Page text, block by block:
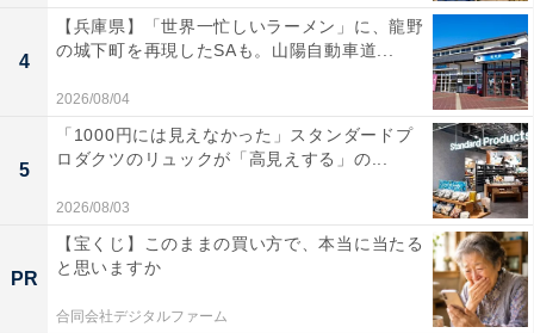
【今日チェックしたい】THE NORTH FACEの人
4
【兵庫県】「世界一忙しいラーメン」に、龍野
の城下町を再現したSAも。山陽自動車道...
2026/08/04
5
「1000円には見えなかった」スタンダードプ
ロダクツのリュックが「高見えする」の...
2026/08/03
PR
【宝くじ】このままの買い方で、本当に当たる
と思いますか
合同会社デジタルファーム